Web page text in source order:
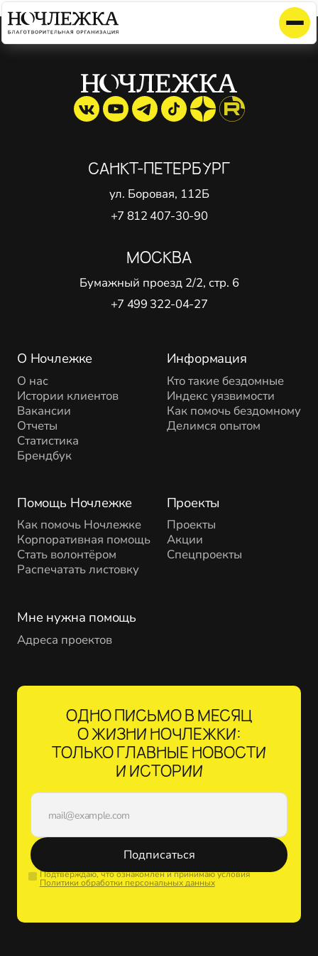
Элемент не найден!
О Ночлежке
О нас
Истории клиентов
Вакансии
Отчеты
Статистика
Брендбук
Помощь Ночлежке
Как помочь Ночлежке
Корпоративная помощь
Стать волонтёром
Распечатать листовку
Проекты
Проекты
Акции
Спецпроекты
Информация
Кто такие бездомные
Индекс уязвимости
Как помочь бездомному
Делимся опытом
Мне нужна помощь
Адреса проектов
САНКТ-ПЕТЕРБУРГ
ул. Боровая, 112Б
+7 812 407-30-90
МОСКВА
Бумажный проезд 2/2, стр. 6
+7 499 322-04-27
ОДНО ПИСЬМО В МЕСЯЦ
О ЖИЗНИ НОЧЛЕЖКИ:
ТОЛЬКО ГЛАВНЫЕ НОВОСТИ
И ИСТОРИИ
Подписаться
Подтверждаю, что ознакомлен и принимаю условия
Политики обработки персональных данных